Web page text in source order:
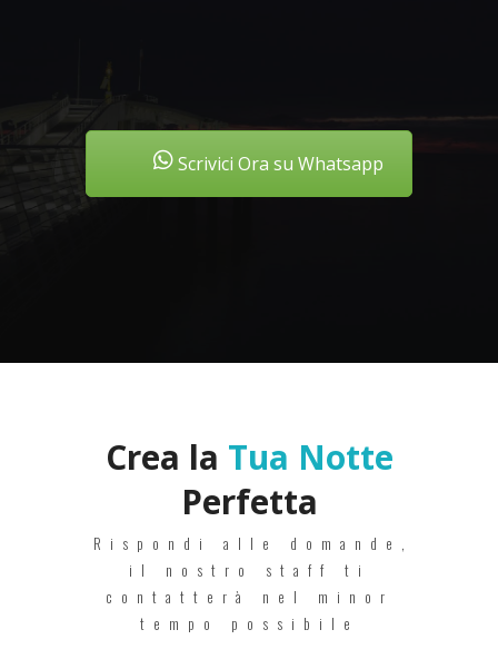
Scrivici Ora su Whatsapp
Crea la Tua Notte
Perfetta
Rispondi alle domande,
il nostro staff ti
contatterà nel minor
tempo possibile